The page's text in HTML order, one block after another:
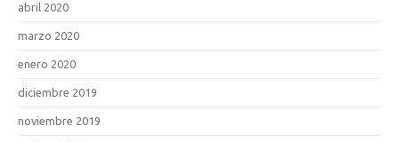
abril 2020
marzo 2020
enero 2020
diciembre 2019
noviembre 2019